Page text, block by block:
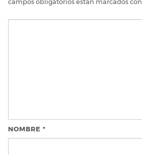
NOMBRE *